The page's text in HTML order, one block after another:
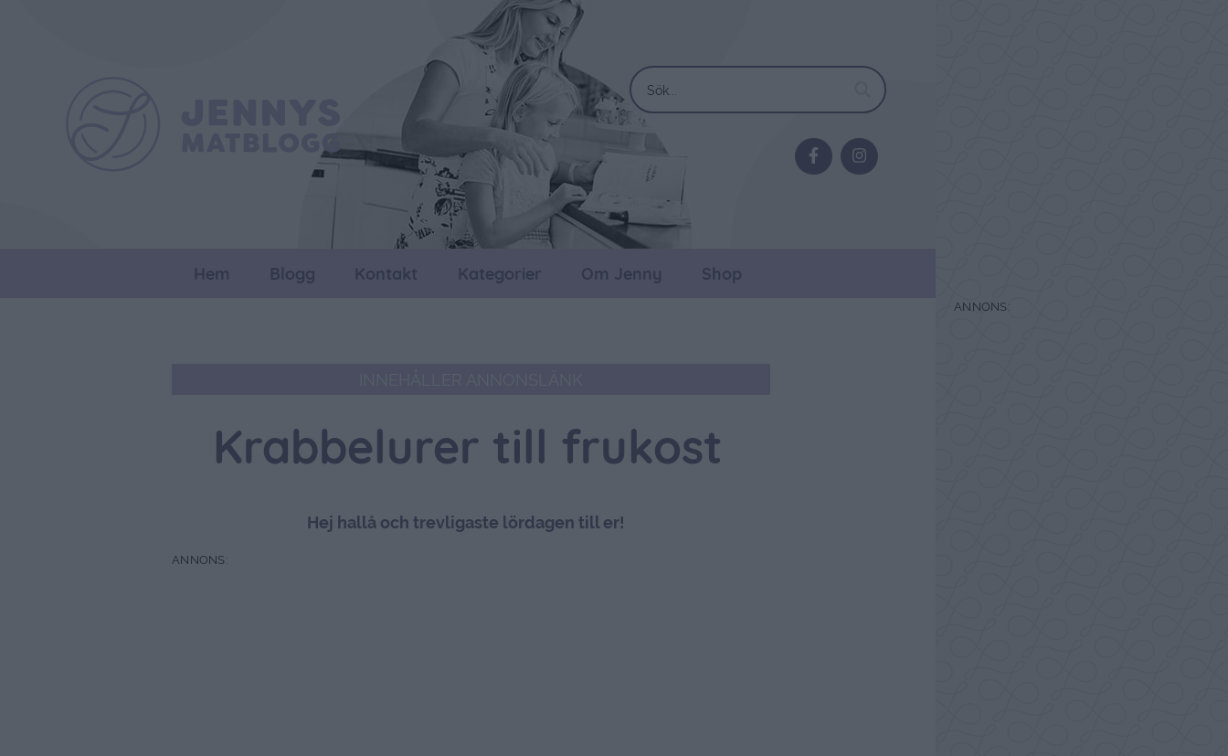
Hem Blogg Kontakt Kategorier Om Jenny Shop
Krabbelurer till frukost
Hej hallå och trevligaste lördagen till er!